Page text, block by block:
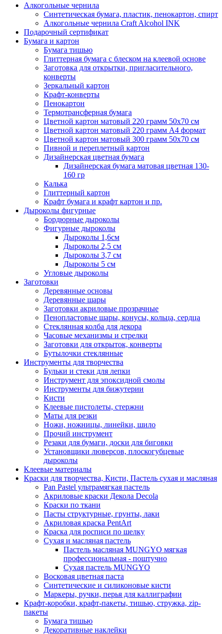
Алкогольные чернила
Синтетическая бумага, пластик, пенокартон, спирт
Алкогольные чернила Craft Alcohol INK
Подарочный сертификат
Бумага и картон
Бумага тишью
Глиттерная бумага с блеском на клеевой основе
Заготовка для открытки, пригласительного,
конверты
Зеркальный картон
Крафт-конверты
Пенокартон
Термотрансферная бумага
Цветной картон матовый 220 грамм 50х70 см
Цветной картон матовый 220 грамм A4 формат
Цветной картон матовый 300 грамм 50х70 см
Пивной и переплетный картон
Дизайнерская цветная бумага
Дизайнерская бумага матовая цветная 130-
160 гр
Калька
Глиттерный картон
Крафт бумага и крафт картон и пр.
Дыроколы фигурные
Бордюрные дыроколы
Фигурные дыроколы
Дыроколы 1,6см
Дыроколы 2,5 см
Дыроколы 3,7 см
Дыроколы 5 см
Угловые дыроколы
Заготовки
Деревянные основы
Деревянные шары
Заготовки акриловые прозрачные
Пенопластовые шары, конусы, кольца, сердца
Стеклянная колба для декора
Часовые механизмы и стрелки
Заготовки для открыток, конверты
Бутылочки стеклянные
Инструменты для творчества
Бульки и стеки для лепки
Инструмент для эпоксидной смолы
Инструменты для бижутерии
Кисти
Клеевые пистолеты, стержни
Маты для резки
Ножи, ножницы, линейки, шило
Прочий инструмент
Резаки для бумаги, доски для биговки
Установщики люверсов, плоскогубцевые
дыроколы
Клеевые материалы
Краски для творчества, Кисти, Пастель сухая и масляная
Pan Pastel ультрамягкая пастель
Акриловые краски Декола Decola
Краски по ткани
Пасты структурные, грунты, лаки
Акриловая краска PentArt
Краска для росписи по шелку
Cухая и масляная пастель
Пастель масляная MUNGYO мягкая
профессиональная - поштучно
Сухая пастель MUNGYO
Восковая цветная паста
Синтетические и силиконовые кисти
Маркеры, ручки, перья для каллиграфии
Крафт-коробки, крафт-пакеты, тишью, стружка, zip-
пакеты
Бумага тишью
Декоративные наклейки